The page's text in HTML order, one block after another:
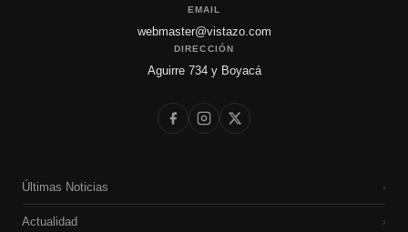
EMAIL
webmaster@vistazo.com
DIRECCIÓN
Aguirre 734 y Boyacá
Últimas Noticias ›
Actualidad ›